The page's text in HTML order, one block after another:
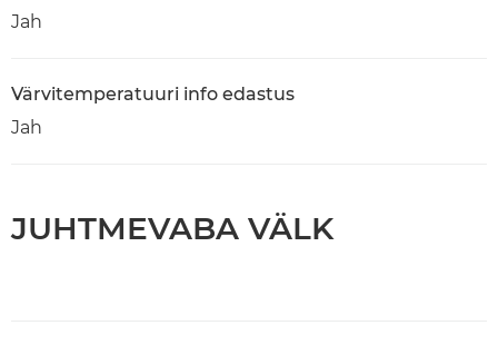
Jah
Värvitemperatuuri info edastus
Jah
JUHTMEVABA VÄLK